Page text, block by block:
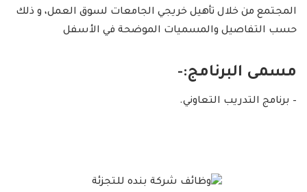
المجتمع من خلال تأهيل خريجي الجامعات لسوق العمل، و ذلك
حسب التفاصيل والمسميات الموضحة في الأسفل
مسمى البرنامج:-
– برنامج التدريب التعاوني.